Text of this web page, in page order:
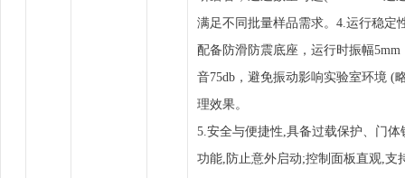
满足不同批量样品需求。4.运行稳定
配备防滑防震底座，运行时振幅5mm
音75db，避免振动影响实验室环境 (
理效果。
5.安全与便捷性,具备过载保护、门体
功能,防止意外启动;控制面板直观,支